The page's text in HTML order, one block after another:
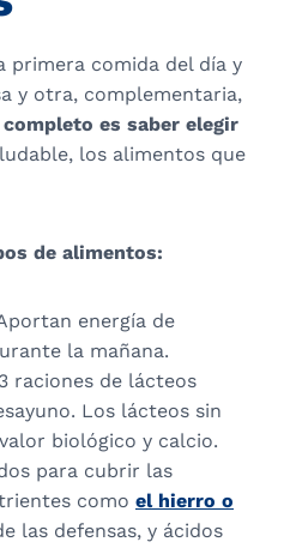
primera comida del día y
y otra, complementaria,
es saber elegir
los alimentos que
de alimentos:
energía de
la mañana.
raciones de lácteos
Los lácteos sin
biológico y calcio.
para cubrir las
como el hierro o
las defensas, y ácidos